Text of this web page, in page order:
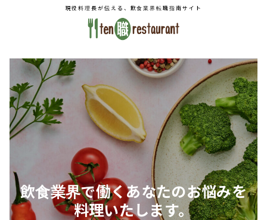
現役料理長が伝える、飲食業界転職指南サイト
飲食業界で働くあなたのお悩みを
料理いたします。